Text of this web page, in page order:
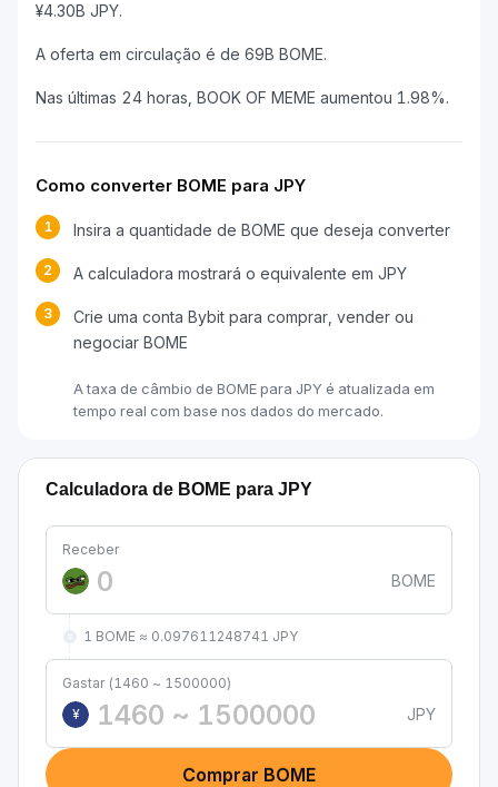
¥4.30B JPY.
A oferta em circulação é de 69B BOME.
Nas últimas 24 horas, BOOK OF MEME aumentou 1.98%.
Como converter BOME para JPY
1 Insira a quantidade de BOME que deseja converter
2 A calculadora mostrará o equivalente em JPY
3
Crie uma conta Bybit para comprar, vender ou
negociar BOME
A taxa de câmbio de BOME para JPY é atualizada em
tempo real com base nos dados do mercado.
Calculadora de BOME para JPY
Receber
BOME
1 BOME ≈ 0.097611248741 JPY
Gastar (1460 ~ 1500000)
¥
JPY
Comprar BOME